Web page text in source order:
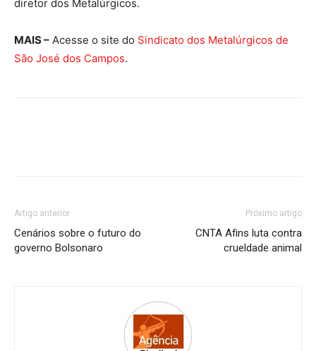
diretor dos Metalúrgicos.
MAIS – Acesse o site do Sindicato dos Metalúrgicos de
São José dos Campos.
Artigo anterior
Cenários sobre o futuro do
governo Bolsonaro
Próximo artigo
CNTA Afins luta contra
crueldade animal